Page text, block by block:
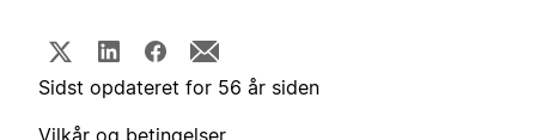
Sidst opdateret for 56 år siden